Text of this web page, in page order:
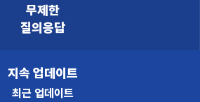
무제한
질의응답
지속 업데이트
최근 업데이트